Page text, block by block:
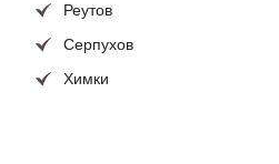
штор: классические,
Реутов
Серпухов
Химки